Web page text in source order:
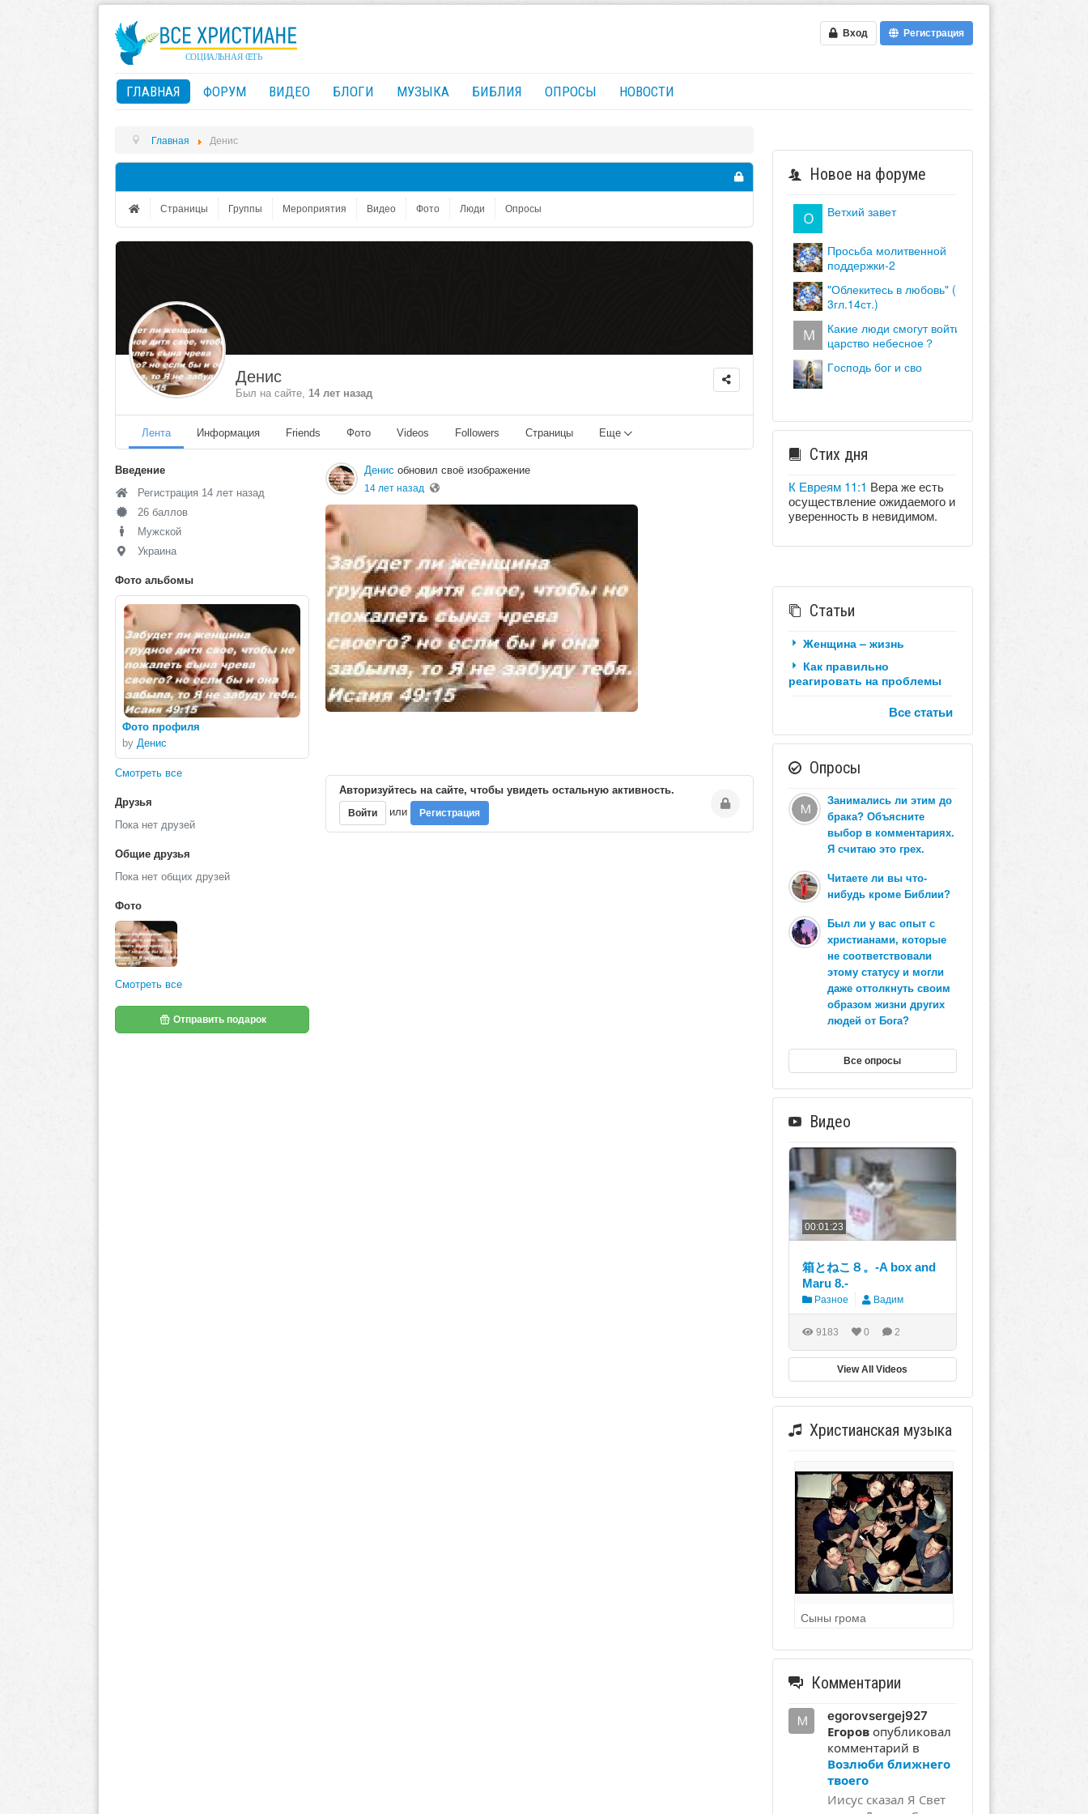
Вход Регистрация
ГЛАВНАЯ ФОРУМ ВИДЕО БЛОГИ МУЗЫКА БИБЛИЯ ОПРОСЫ НОВОСТИ
Главная Денис
Страницы Группы Мероприятия Видео Фото Люди Опросы
Денис
Был на сайте, 14 лет назад
Лента Информация Friends Фото Videos Followers Страницы Еще
Введение
Регистрация 14 лет назад
26 баллов
Мужской
Украина
Фото альбомы
Фото профиля
by Денис
Смотреть все
Друзья
Пока нет друзей
Общие друзья
Пока нет общих друзей
Фото
Смотреть все
Отправить подарок
Денис обновил своё изображение
14 лет назад
Авторизуйтесь на сайте, чтобы увидеть остальную активность.
Войти или Регистрация
Новое на форуме
ветхий завет
просьба молитвенной
поддержки-2
"облекитесь в любовь" (кол.
3гл.14ст.)
какие люди смогут войти в
царство небесное？
господь бог и сво
Стих дня
К Евреям 11:1 Вера же есть
осуществление ожидаемого и
уверенность в невидимом.
Статьи
Женщина – жизнь
Как правильно
реагировать на проблемы
Все статьи
Опросы
Занимались ли этим до
брака? Объясните
выбор в комментариях.
Я считаю это грех.
Читаете ли вы что-
нибудь кроме Библии?
Был ли у вас опыт с
христианами, которые
не соответствовали
этому статусу и могли
даже оттолкнуть своим
образом жизни других
людей от Бога?
Все опросы
Видео
00:01:23
箱とねこ８。-A box and
Maru 8.-
Разное Вадим
9183 0 2
View All Videos
Христианская музыка
Сыны грома
Комментарии
egorovsergej927
Егоровопубликовал
комментарий в
Возлюби ближнего
твоего
Иисус сказал Я Свет